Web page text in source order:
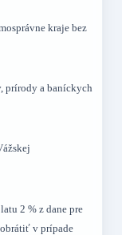
kraje bez
prírody a baníckych
2 % z dane pre
obrátiť v prípade